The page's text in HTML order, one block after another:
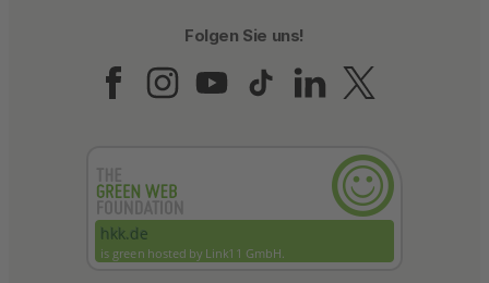
Folgen Sie uns!
Folgen Sie uns auf
Folgen Sie uns auf
Folgen Sie uns
Folgen Sie
Folgen